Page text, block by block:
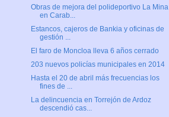
Obras de mejora del polideportivo La Mina
en Carab...
Estancos, cajeros de Bankia y oficinas de
gestión ...
El faro de Moncloa lleva 6 años cerrado
203 nuevos policías municipales en 2014
Hasta el 20 de abril más frecuencias los
fines de ...
La delincuencia en Torrejón de Ardoz
descendió cas...